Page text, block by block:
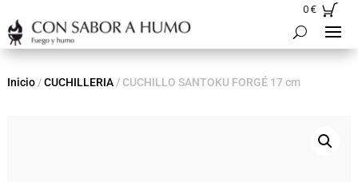
0€
Inicio/CUCHILLERIA/ CUCHILLO SANTOKU FORGÉ 17 cm